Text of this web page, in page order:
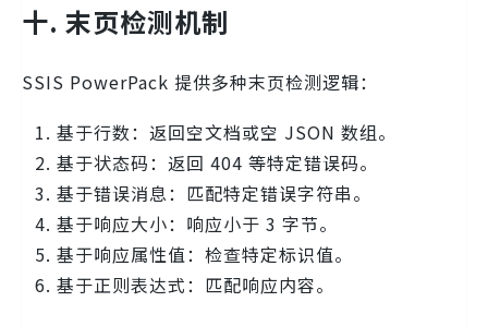
十. 末页检测机制
SSIS PowerPack 提供多种末页检测逻辑：
基于行数：返回空文档或空 JSON 数组。
基于状态码：返回 404 等特定错误码。
基于错误消息：匹配特定错误字符串。
基于响应大小：响应小于 3 字节。
基于响应属性值：检查特定标识值。
基于正则表达式：匹配响应内容。